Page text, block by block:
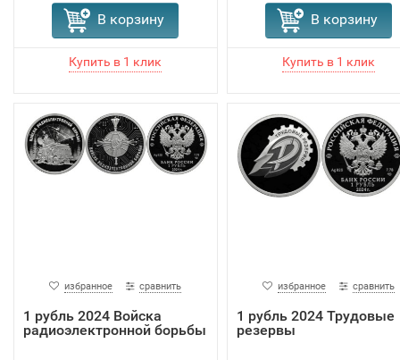
В корзину В корзину
избранное сравнить
1 рубль 2024 Войска
радиоэлектронной борьбы
избранное сравнить
1 рубль 2024 Трудовые
резервы